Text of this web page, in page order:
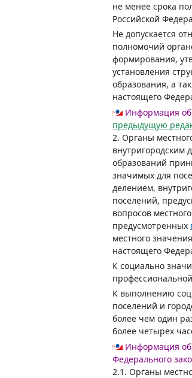
не менее срока
Российской
Не допускается
полномочий
формирования,
установления
образования, а
настоящего
Информация
предыдущую
2. Органы
внутригородским
образований
значимых для
делением,
поселений,
вопросов
предусмотренных
местного
настоящего
К социально
К выполнению
поселений и
более чем один
более четырех
Информация
Федерального
2.1. Органы